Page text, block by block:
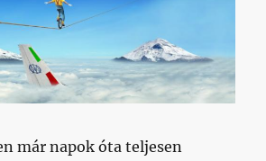
már napok óta teljesen